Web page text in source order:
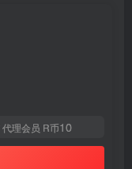
代理会员 R币10